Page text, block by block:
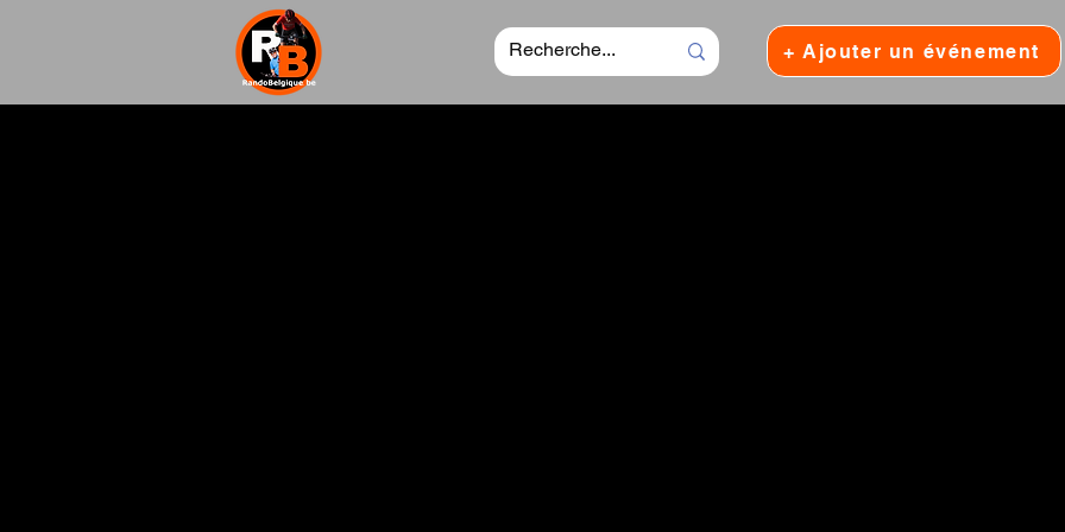
+ Ajouter un événement